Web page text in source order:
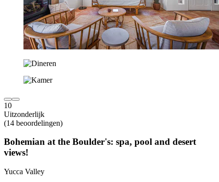
10
Uitzonderlijk
(14 beoordelingen)
Bohemian at the Boulder's: spa, pool and desert
views!
Yucca Valley